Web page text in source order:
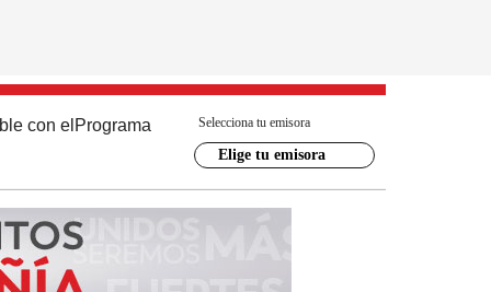
con el Programa Selecciona tu emisora
Elige tu emisora